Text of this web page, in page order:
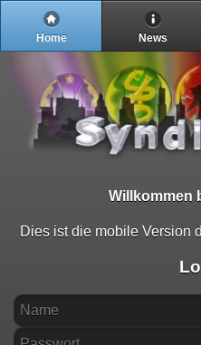
Home News
Willkommen
Dies ist die mobile Version